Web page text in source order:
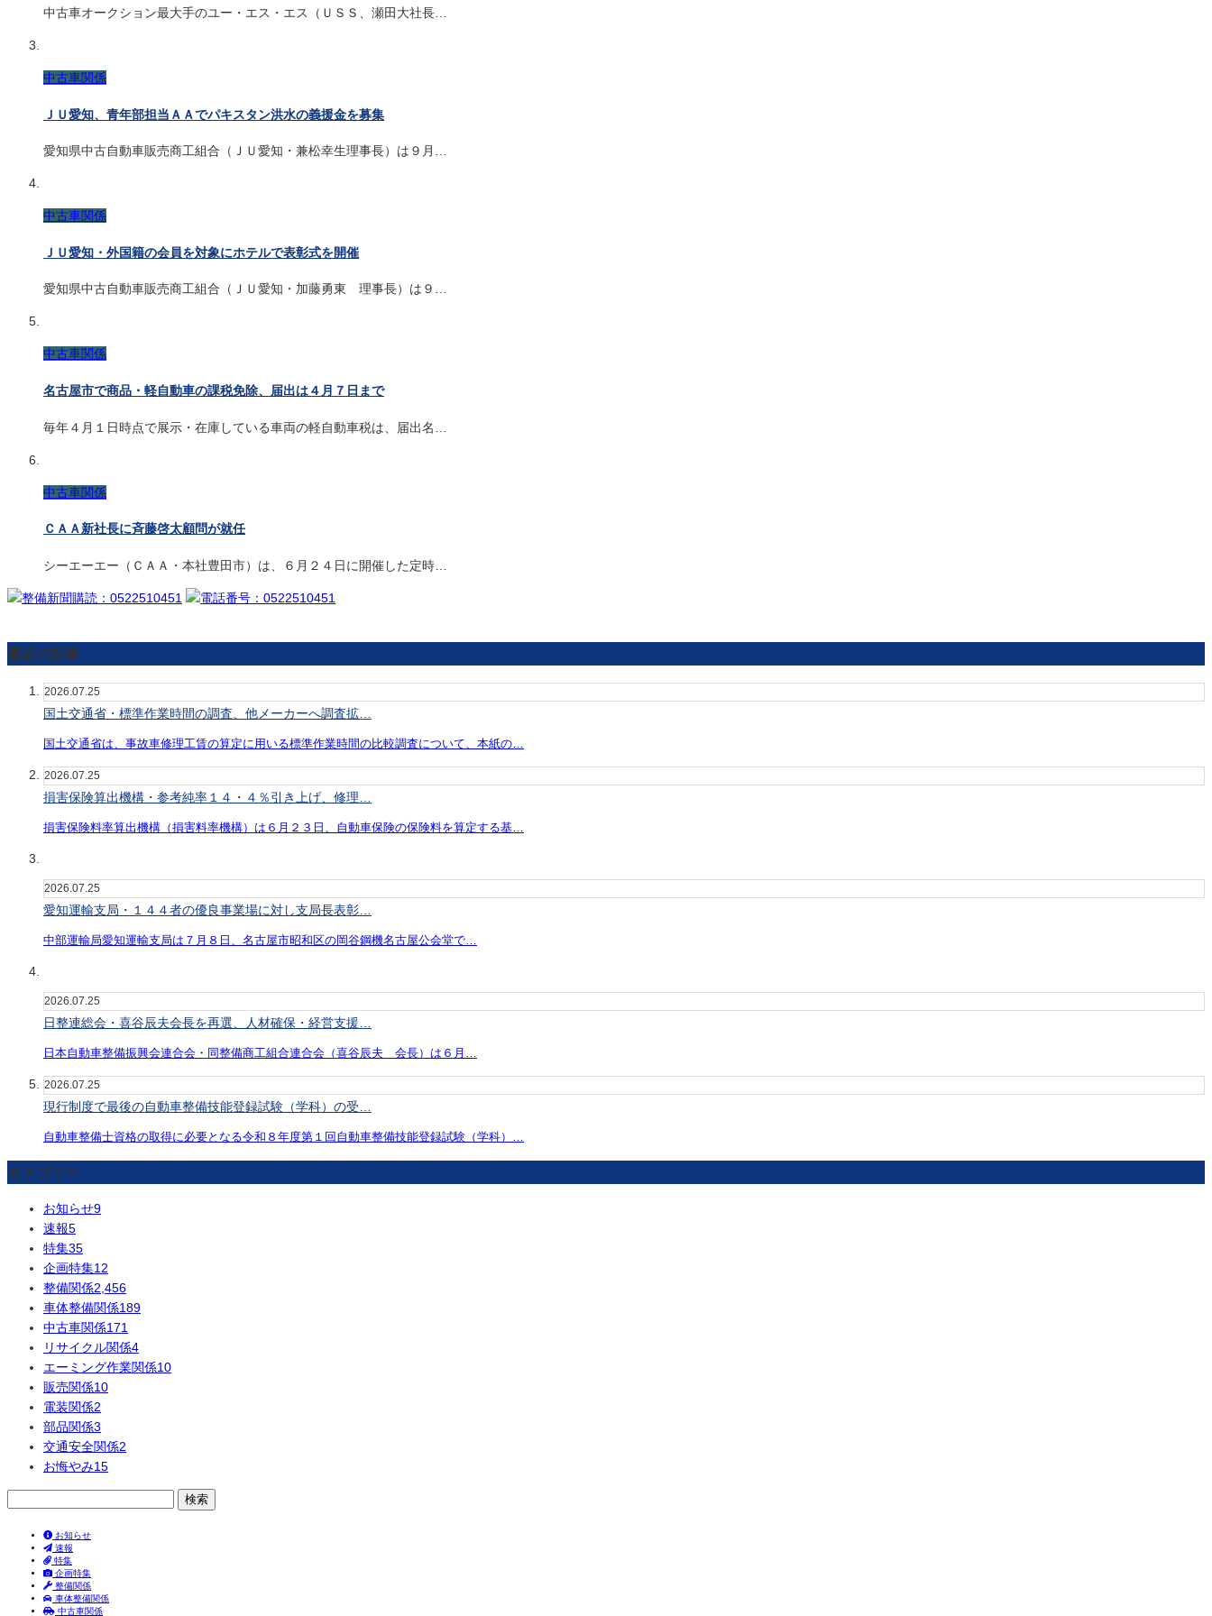
中古車オークション最大手のユー・エス・エス（ＵＳＳ、瀬田大社長…
中古車関係
ＪＵ愛知、青年部担当ＡＡでパキスタン洪水の義援金を募集
愛知県中古自動車販売商工組合（ＪＵ愛知・兼松幸生理事長）は９月…
中古車関係
ＪＵ愛知・外国籍の会員を対象にホテルで表彰式を開催
愛知県中古自動車販売商工組合（ＪＵ愛知・加藤勇東 理事長）は９…
中古車関係
名古屋市で商品・軽自動車の課税免除、届出は４月７日まで
毎年４月１日時点で展示・在庫している車両の軽自動車税は、届出名…
中古車関係
ＣＡＡ新社長に斉藤啓太顧問が就任
シーエーエー（ＣＡＡ・本社豊田市）は、６月２４日に開催した定時…
最近の記事
2026.07.25
国土交通省・標準作業時間の調査、他メーカーへ調査拡…
国土交通省は、事故車修理工賃の算定に用いる標準作業時間の比較調査について、本紙の…
2026.07.25
損害保険算出機構・参考純率１４・４％引き上げ、修理…
損害保険料率算出機構（損害料率機構）は６月２３日、自動車保険の保険料を算定する基…
2026.07.25
愛知運輸支局・１４４者の優良事業場に対し支局長表彰…
中部運輸局愛知運輸支局は７月８日、名古屋市昭和区の岡谷鋼機名古屋公会堂で…
2026.07.25
日整連総会・喜谷辰夫会長を再選、人材確保・経営支援…
日本自動車整備振興会連合会・同整備商工組合連合会（喜谷辰夫 会長）は６月…
2026.07.25
現行制度で最後の自動車整備技能登録試験（学科）の受…
自動車整備士資格の取得に必要となる令和８年度第１回自動車整備技能登録試験（学科）…
カテゴリー
お知らせ9
速報5
特集35
企画特集12
整備関係2,456
車体整備関係189
中古車関係171
リサイクル関係4
エーミング作業関係10
販売関係10
電装関係2
部品関係3
交通安全関係2
お悔やみ15
お知らせ
速報
特集
企画特集
整備関係
車体整備関係
中古車関係